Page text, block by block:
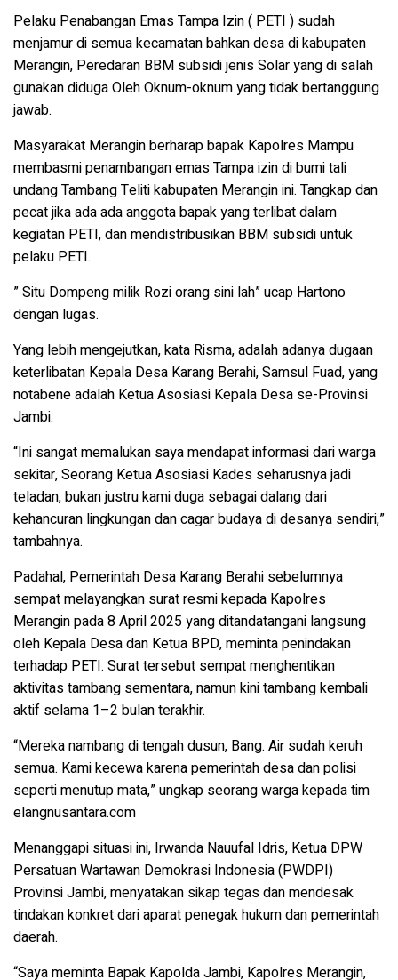
Pelaku Penabangan Emas Tampa Izin ( PETI ) sudah
menjamur di semua kecamatan bahkan desa di kabupaten
Merangin, Peredaran BBM subsidi jenis Solar yang di salah
gunakan diduga Oleh Oknum-oknum yang tidak bertanggung
jawab.
Masyarakat Merangin berharap bapak Kapolres Mampu
membasmi penambangan emas Tampa izin di bumi tali
undang Tambang Teliti kabupaten Merangin ini. Tangkap dan
pecat jika ada ada anggota bapak yang terlibat dalam
kegiatan PETI, dan mendistribusikan BBM subsidi untuk
pelaku PETI.
” Situ Dompeng milik Rozi orang sini lah” ucap Hartono
dengan lugas.
Yang lebih mengejutkan, kata Risma, adalah adanyadugaan
keterlibatan Kepala Desa Karang Berahi, Samsul Fuad, yang
notabene adalah Ketua Asosiasi Kepala Desa se-Provinsi
Jambi.
“Ini sangat memalukan saya mendapat informasi dari warga
sekitar, Seorang Ketua Asosiasi Kades seharusnya jadi
teladan, bukan justru kami duga sebagai dalang dari
kehancuran lingkungan dan cagar budaya di desanya sendiri,”
tambahnya.
Padahal, Pemerintah Desa Karang Berahi sebelumnya
sempat melayangkan surat resmi kepada Kapolres
Meranginpada 8 April 2025 yang ditandatangani langsung
oleh Kepala Desa dan Ketua BPD, meminta penindakan
terhadap PETI. Surat tersebut sempat menghentikan
aktivitas tambang sementara, namun kini tambang kembali
aktif selama 1–2 bulan terakhir.
“Mereka nambang di tengah dusun, Bang. Air sudah keruh
semua. Kami kecewa karena pemerintah desa dan polisi
seperti menutup mata,” ungkap seorang warga kepada tim
elangnusantara.com
Menanggapi situasi ini, Irwanda Nauufal Idris, Ketua DPW
Persatuan Wartawan Demokrasi Indonesia (PWDPI)
Provinsi Jambi, menyatakan sikap tegas dan mendesak
tindakan konkret dari aparat penegak hukum dan pemerintah
daerah.
“Saya meminta Bapak Kapolda Jambi, Kapolres Merangin,